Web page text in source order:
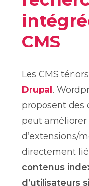
CMS
Les CMS
Drupal ,
proposent des
peut
d’extensions/
directement
contenus
d’utilisateurs